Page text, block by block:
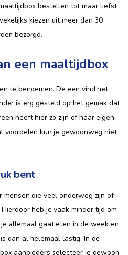
bestellen tot maar liefst
kiezen uit meer dan 30
bezorgd.
een maaltijdbox
te benoemen. De een vind het
is erg gesteld op het gemak dat
heeft hier zo zijn of haar eigen
voordelen kun je gewoonweg niet
bent
mensen die veel onderweg zijn of
heb je vaak minder tijd om
allemaal gaat eten in de week en
dan al helemaal lastig. In de
aanbieders selecteer je gewoon